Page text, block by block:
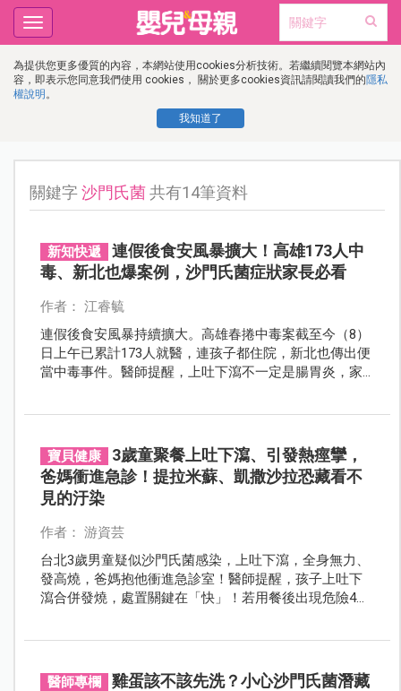
為提供您更多優質的內容，本網站使用cookies分析技術。若繼續閱覽本網站內
容，即表示您同意我們使用 cookies， 關於更多cookies資訊請閱讀我們的隱私
權說明 。
我知道了
Toggle
navigation
關鍵字沙門氏菌共有14筆資料
新知快遞
連假後食安風暴擴大！高雄173人中
毒、新北也爆案例，沙門氏菌症狀家長必看
作者： 江睿毓
連假後食安風暴持續擴大。高雄春捲中毒案截至今（8）
日上午已累計173人就醫，連孩子都住院，新北也傳出便
當中毒事件。醫師提醒，上吐下瀉不一定是腸胃炎，家
寶貝健康
3歲童聚餐上吐下瀉、引發熱痙攣，
爸媽衝進急診！提拉米蘇、凱撒沙拉恐藏看不
見的汙染
作者： 游資芸
台北3歲男童疑似沙門氏菌感染，上吐下瀉，全身無力、
發高燒，爸媽抱他衝進急診室！醫師提醒，孩子上吐下
瀉合併發燒，處置關鍵在「快」！若用餐後出現危險4徵
醫師專欄
雞蛋該不該先洗？小心沙門氏菌潛藏